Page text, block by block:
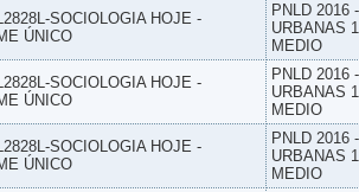
SOCIOLOGIA HOJE -
ÚNICO
PNLD 2016
URBANAS
MEDIO
SOCIOLOGIA HOJE -
ÚNICO
PNLD 2016
URBANAS
MEDIO
SOCIOLOGIA HOJE -
ÚNICO
PNLD 2016
URBANAS
MEDIO